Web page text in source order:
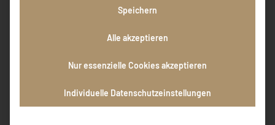
Es ist schwer die richtigen Worte zu finden,
Euch in Gedanken nahe sind. Unser
Speichern
Alle akzeptieren
Nur essenzielle Cookies akzeptieren
Individuelle Datenschutzeinstellungen